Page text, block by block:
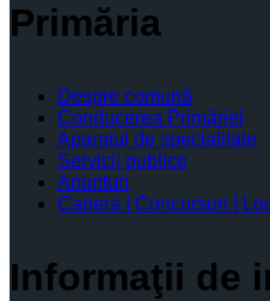
Primăria
Despre comună
Conducerea Primăriei
Aparatul de specialitate
Servicii publice
Anunturi
Cariera | Concursuri |
Informaţii de